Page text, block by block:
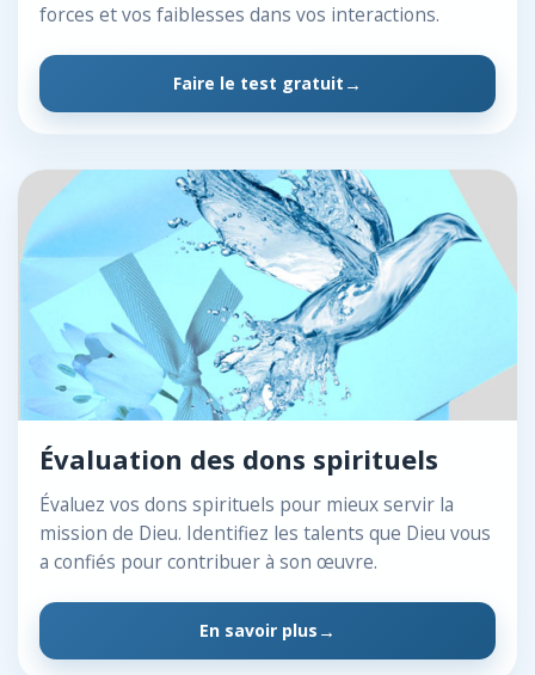
forces et vos faiblesses dans vos interactions.
Faire le test gratuit
Évaluation des dons spirituels
Évaluez vos dons spirituels pour mieux servir la
mission de Dieu. Identifiez les talents que Dieu vous
a confiés pour contribuer à son œuvre.
En savoir plus